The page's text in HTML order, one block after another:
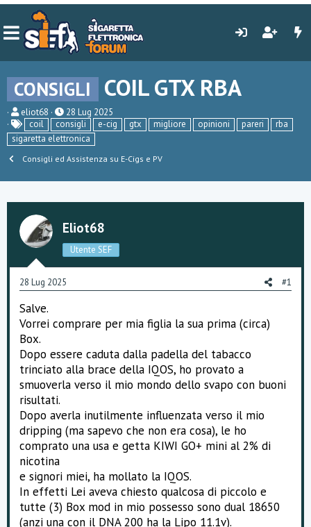
CONSIGLI COIL GTX RBA
C
r
e
a
D
s
c
u
s
i
o
e
eliot68
D
a
t
a
d
i
i
o
28 Lug 2025
coil
consigli e-cig gtx migliore opinioni pareri
rba
sigaretta elettronica
Consigli ed Assistenza su E-Cigs e PV
Eliot68
Utente SEF
28 Lug 2025 #1
Salve.
Vorrei comprare per mia figlia la sua prima (circa)
Box.
Dopo essere caduta dalla padella del tabacco
trinciato alla brace della IQOS, ho provato a
smuoverla verso il mio mondo dello svapo con buoni
risultati.
Dopo averla inutilmente influenzata verso il mio
dripping (ma sapevo che non era cosa), le ho
comprato una usa e getta KIWI GO+ mini al 2% di
nicotina
e signori miei, ha mollato la IQOS.
In effetti Lei aveva chiesto qualcosa di piccolo e
tutte (3) Box mod in mio possesso sono dual 18650
(anzi una con il DNA 200 ha la Lipo 11.1v).